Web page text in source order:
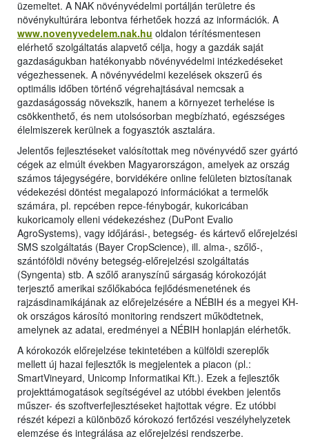
üzemeltet. A NAK növényvédelmi portálján területre és
növénykultúrára lebontva férhetőek hozzá az információk. A
www.novenyvedelem.nak.hu oldalon térítésmentesen
elérhető szolgáltatás alapvető célja, hogy a gazdák saját
gazdaságukban hatékonyabb növényvédelmi intézkedéseket
végezhessenek. A növényvédelmi kezelések okszerű és
optimális időben történő végrehajtásával nemcsak a
gazdaságosság növekszik, hanem a környezet terhelése is
csökkenthető, és nem utolsósorban megbízható, egészséges
élelmiszerek kerülnek a fogyasztók asztalára.
Jelentős fejlesztéseket valósítottak meg növényvédő szer gyártó
cégek az elmúlt években Magyarországon, amelyek az ország
számos tájegységére, borvidékére online felületen biztosítanak
védekezési döntést megalapozó információkat a termelők
számára, pl. repcében repce-fénybogár, kukoricában
kukoricamoly elleni védekezéshez (DuPont Evalio
AgroSystems), vagy időjárási-, betegség- és kártevő előrejelzési
SMS szolgáltatás (Bayer CropScience), ill. alma-, szőlő-,
szántóföldi növény betegség-előrejelzési szolgáltatás
(Syngenta) stb. A szőlő aranyszínű sárgaság kórokozóját
terjesztő amerikai szőlőkabóca fejlődésmenetének és
rajzásdinamikájának az előrejelzésére a NÉBIH és a megyei KH-
ok országos károsító monitoring rendszert működtetnek,
amelynek az adatai, eredményei a NÉBIH honlapján elérhetők.
A kórokozók előrejelzése tekintetében a külföldi szereplők
mellett új hazai fejlesztők is megjelentek a piacon (pl.:
SmartVineyard, Unicomp Informatikai Kft.). Ezek a fejlesztők
projekttámogatások segítségével az utóbbi években jelentős
műszer- és szoftverfejlesztéseket hajtottak végre. Ez utóbbi
részét képezi a különböző kórokozó fertőzési veszélyhelyzetek
elemzése és integrálása az előrejelzési rendszerbe.